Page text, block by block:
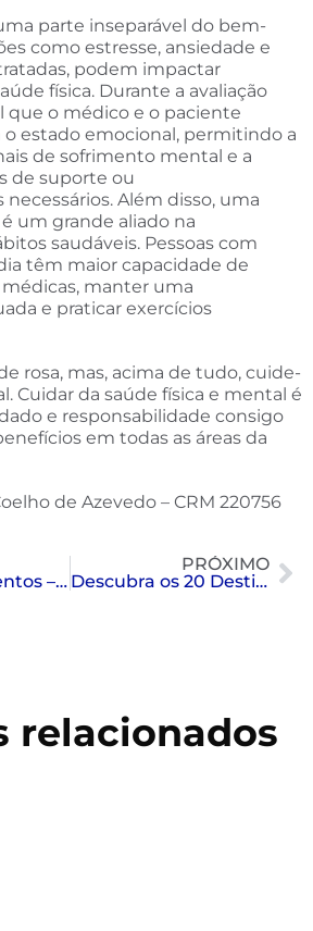
parte inseparável do bem-
como estresse, ansiedade e
podem impactar
física. Durante a avaliação
que o médico e o paciente
estado emocional, permitindo a
de sofrimento mental e a
de suporte ou
Além disso, uma
um grande aliado na
saudáveis. Pessoas com
têm maior capacidade de
manter uma
e praticar exercícios
rosa, mas, acima de tudo, cuide-
Cuidar da saúde física e mental é
e responsabilidade consigo
em todas as áreas da
de Azevedo – CRM 220756
Agenda de eventos – Outubro
PRÓXIMO
Descubra os 20 Destinos Mais Requisitados da Europa
relacionados